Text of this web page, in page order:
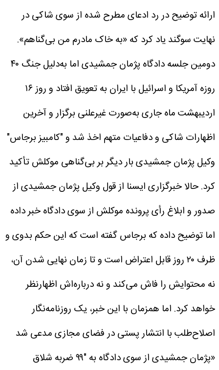
ارائه توضیح در رد ادعای مطرح شده از سوی شاکی در
نهایت سوگند یاد کرد که «به خاک مادرم من بی‌گناهم».
دومین جلسه دادگاه پژمان جمشیدی اما به‌دلیل‌ جنگ ۴۰
روزه آمریکا و اسرائیل با ایران به تعویق افتاد و روز ۱۶
اردیبهشت ماه جاری به‌صورت غیرعلنی برگزار و آخرین
اظهارات شاکی و دفاعیات متهم اخذ شد و "کامبیز برجاس"
وکیل پژمان جمشیدی بار دیگر بر بی‌گناهی موکلش تأکید
کرد.حالا خبرگزاری ایسنا از قول وکیل پژمان جمشیدی از
صدور و ابلاغ رأی پرونده موکلش از سوی دادگاه خبر داده
اما توضیح داده که برجاس گفته است که این حکم بدوی و
ظرف ۲۰ روز قابل اعتراض است و تا زمان نهایی‌ شدن آن،
نه محتوایش را فاش می‌کند و نه درباره‌اش اظهارنظر
خواهد کرد. اما همزمان با این خبر، یک روزنامه‌نگار
اصلاح‌طلب با انتشار پستی در فضای مجازی مدعی شد
«پژمان جمشیدی از سوی دادگاه به "۹۹ ضربه شلاق